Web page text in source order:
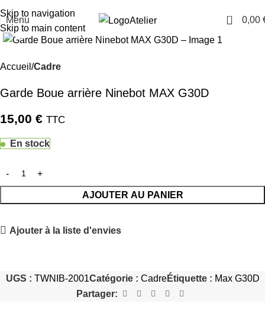
Skip to navigation
Skip to main content
Menu Atelier 0 0,00
Cliquez pour agrandir
Accueil Cadre
Garde Boue arrière Ninebot MAX G30D
15,00 € TTC
En stock
AJOUTER AU PANIER
Ajouter à la liste d'envies
UGS : TWNIB-2001Catégorie : CadreÉtiquette : Max G30D
Partager: